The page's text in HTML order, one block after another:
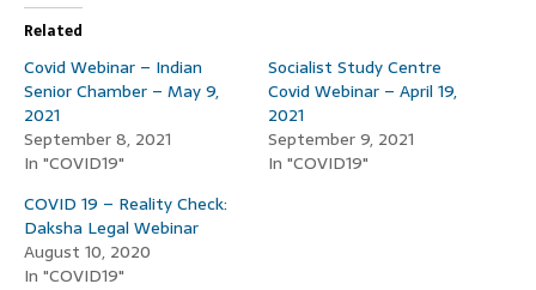
Related
Covid Webinar – Indian
Senior Chamber – May 9,
2021
September 8, 2021
In "COVID19"
Socialist Study Centre
Covid Webinar – April 19,
2021
September 9, 2021
In "COVID19"
COVID 19 – Reality Check:
Daksha Legal Webinar
August 10, 2020
In "COVID19"